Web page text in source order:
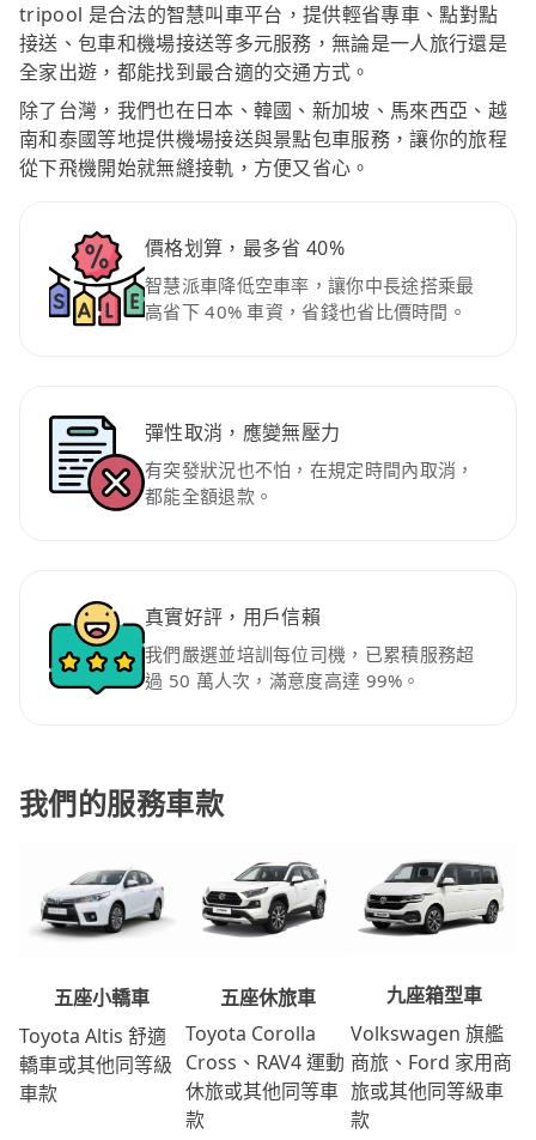
tripool 是合法的智慧叫車平台，提供輕省專車、點對點
接送、包車和機場接送等多元服務，無論是一人旅行還是
全家出遊，都能找到最合適的交通方式。
除了台灣，我們也在日本、韓國、新加坡、馬來西亞、越
南和泰國等地提供機場接送與景點包車服務，讓你的旅程
從下飛機開始就無縫接軌，方便又省心。
價格划算，最多省 40%
智慧派車降低空車率，讓你中長途搭乘最
高省下 40% 車資，省錢也省比價時間。
彈性取消，應變無壓力
有突發狀況也不怕，在規定時間內取消，
都能全額退款。
真實好評，用戶信賴
我們嚴選並培訓每位司機，已累積服務超
過 50 萬人次，滿意度高達 99%。
我們的服務車款
五座小轎車
Toyota Altis 舒適
轎車或其他同等級
車款
五座休旅車
Toyota Corolla
Cross、RAV4 運動
休旅或其他同等車
款
九座箱型車
Volkswagen 旗艦
商旅、Ford 家用商
旅或其他同等級車
款